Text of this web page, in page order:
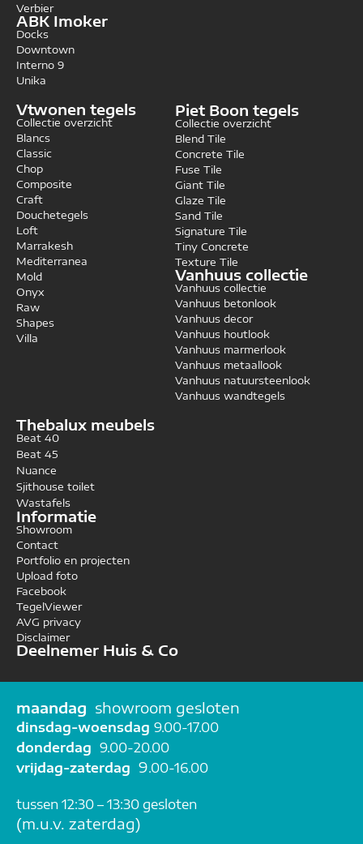
Verbier
ABK Imoker
Docks
Downtown
Interno 9
Unika
Vtwonen tegels
Collectie overzicht
Blancs
Classic
Chop
Composite
Craft
Douchetegels
Loft
Marrakesh
Mediterranea
Mold
Onyx
Raw
Shapes
Villa
Piet Boon tegels
Collectie overzicht
Blend Tile
Concrete Tile
Fuse Tile
Giant Tile
Glaze Tile
Sand Tile
Signature Tile
Tiny Concrete
Texture Tile
Vanhuus collectie
Vanhuus collectie
Vanhuus betonlook
Vanhuus decor
Vanhuus houtlook
Vanhuus marmerlook
Vanhuus metaallook
Vanhuus natuursteenlook
Vanhuus wandtegels
Thebalux meubels
Beat 40
Beat 45
Nuance
Sjithouse toilet
Wastafels
Informatie
Showroom
Contact
Portfolio en projecten
Upload foto
Facebook
TegelViewer
AVG privacy
Disclaimer
Deelnemer Huis & Co
maandag showroom gesloten
dinsdag-woensdag 9.00-17.00
donderdag 9.00-20.00
vrijdag-zaterdag 9.00-16.00
tussen 12:30 – 13:30 gesloten
(m.u.v. zaterdag)